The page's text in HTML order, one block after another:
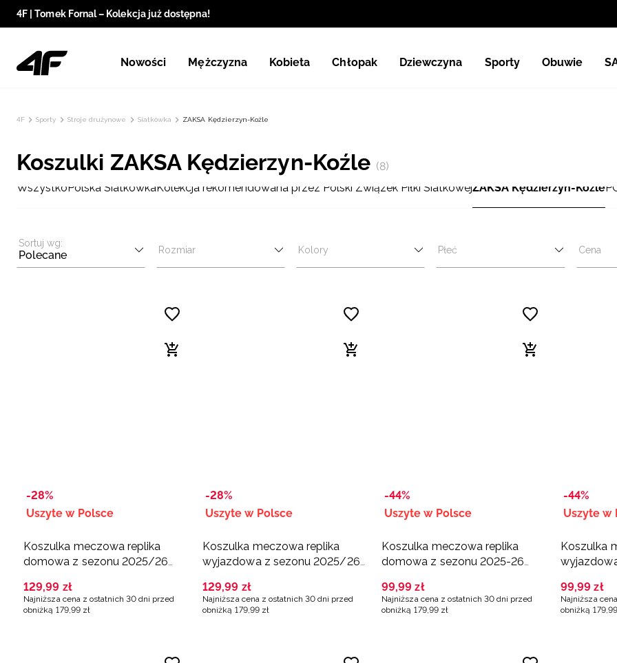
4F | Tomek Fornal – Kolekcja już dostępna!
Nowości Mężczyzna Kobieta Chłopak Dziewczyna Sporty Obuwie
4F Sporty Stroje drużynowe Siatkówka ZAKSA Kędzierzyn-Koźle
Koszulki ZAKSA Kędzierzyn-Koźle (8)
WszystkoPolska SiatkówkaKolekcja rekomendowana przez Polski Związek Piłki SiatkowejZAKSA Kędzierzyn-Koźle
Sortuj wg:
Polecane Rozmiar Kolory Płeć Cena
-28%
Uszyte w Polsce
Koszulka meczowa replika
domowa z sezonu 2025/26
Kędzierzyn-Koźle - biała
129,99 zł
Najniższa cena z ostatnich 30 dni przed
obniżką 179,99 zł
-28%
Uszyte w Polsce
Koszulka meczowa replika
wyjazdowa z sezonu 2025/26
Kędzierzyn-Koźle - granatowa
129,99 zł
Najniższa cena z ostatnich 30 dni przed
obniżką 179,99 zł
-44%
Uszyte w Polsce
Koszulka meczowa replika
domowa z sezonu 2025-26
Kędzierzyn-Koźle - biała
99,99 zł
Najniższa cena z ostatnich 30 dni przed
obniżką 179,99 zł
-44%
Uszyte w
Koszulka
99,99 zł
Najniższa
obniżką 179,99